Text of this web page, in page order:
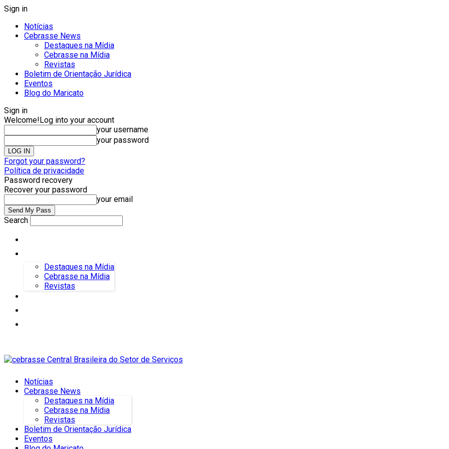
Sign in
Notícias
Cebrasse News
Destaques na Mídia
Cebrasse na Mídia
Revistas
Boletim de Orientação Jurídica
Eventos
Blog do Maricato
Sign in
Welcome!Log into your account
your username
your password
Forgot your password?
Política de privacidade
Password recovery
Recover your password
your email
Search
Destaques na Mídia
Cebrasse na Mídia
Revistas
Notícias
Cebrasse News
Destaques na Mídia
Cebrasse na Mídia
Revistas
Boletim de Orientação Jurídica
Eventos